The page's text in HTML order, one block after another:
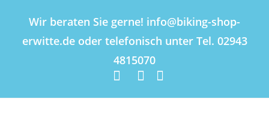
Wir beraten Sie gerne! info@biking-shop-
erwitte.de oder telefonisch unter Tel. 02943
4815070